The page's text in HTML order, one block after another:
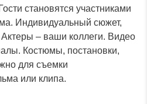
становятся участниками
Индивидуальный сюжет,
– ваши коллеги. Видео
Костюмы, постановки,
для съемки
или клипа.